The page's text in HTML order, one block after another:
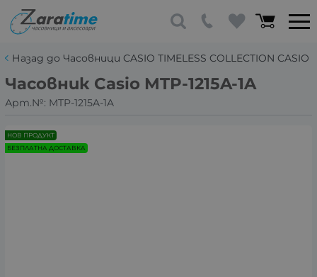
Назад до Часовници CASIO TIMELESS COLLECTION CASIO
Часовник Casio MTP-1215A-1A
Арт.№: MTP-1215A-1A
НОВ ПРОДУКТ
БЕЗПЛАТНА ДОСТАВКА